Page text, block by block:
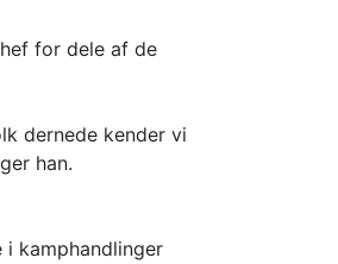
for dele af de
dernede kender vi
han.
kamphandlinger